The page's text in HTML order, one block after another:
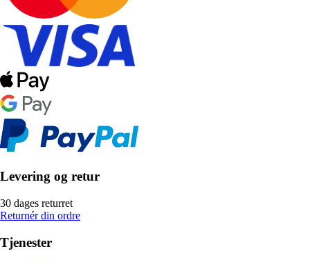
Levering og retur
30 dages returret
Returnér din ordre
Tjenester